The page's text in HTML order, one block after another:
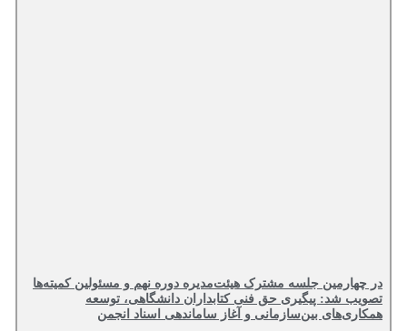
در چهارمین جلسه مشترک هیئت‌مدیره دوره نهم و مسئولین کمیته‌ها
تصویب شد: پیگیری حق فنی کتابداران دانشگاهی، توسعه
همکاری‌های بین‌سازمانی و آغاز ساماندهی اسناد انجمن